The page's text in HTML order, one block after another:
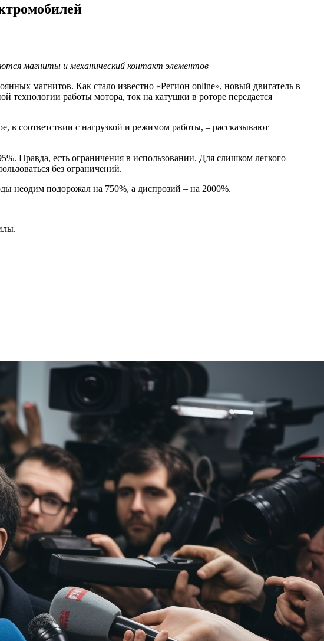
магниты и механический контакт элементов
магнитов. Как стало известно «Регион online», новый двигатель в
технологии работы мотора, ток на катушки в роторе передается
в соответствии с нагрузкой и режимом работы, – рассказывают
Правда, есть ограничения в использовании. Для слишком легкого
без ограничений.
неодим подорожал на 750%, а диспрозий – на 2000%.